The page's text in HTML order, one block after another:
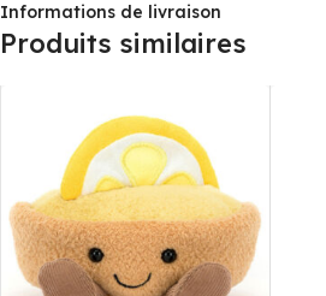
Informations de livraison
Produits similaires